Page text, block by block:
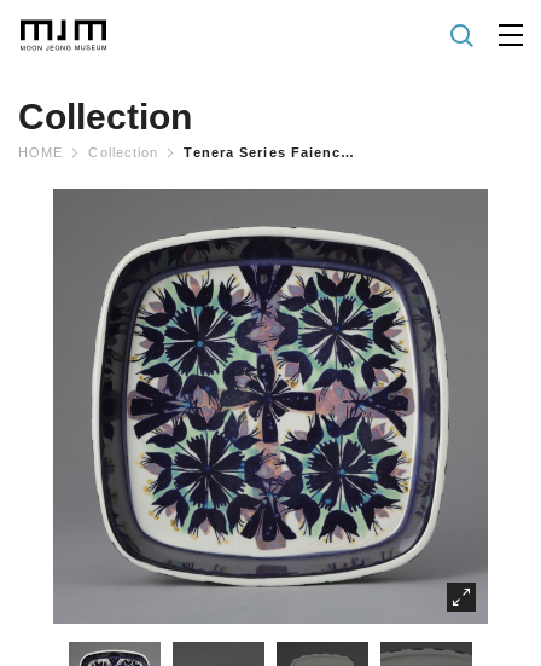
Collection
HOME Collection Tenera Series Faience Dish